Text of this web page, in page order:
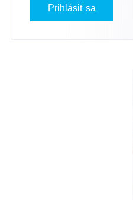
Prihlásiť sa